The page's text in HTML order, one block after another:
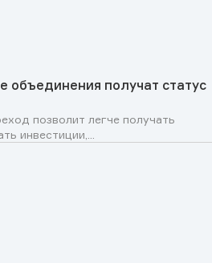
объединения получат статус
позволит легче получать
инвестиции,...